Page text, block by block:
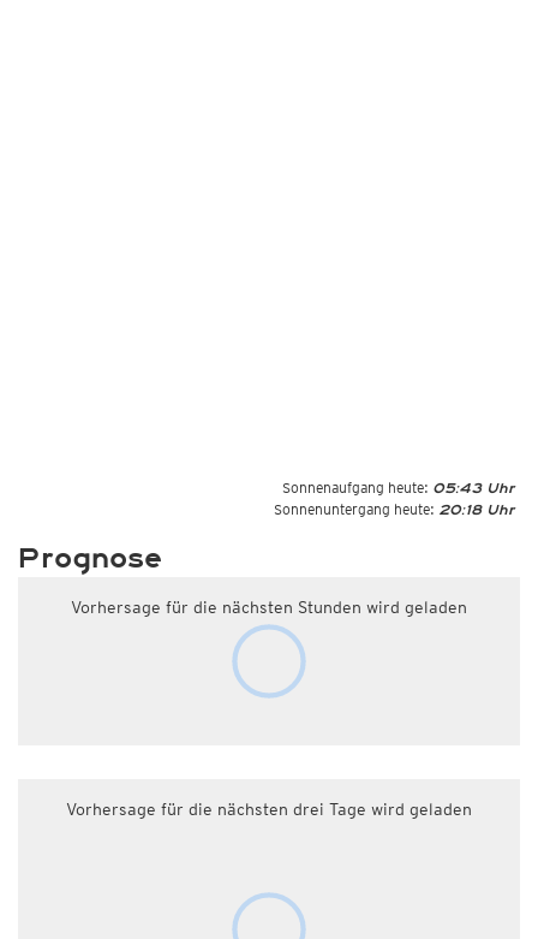
Sonnenaufgang heute: 05:43 Uhr
Sonnenuntergang heute: 20:18 Uhr
Prognose
Vorhersage für die nächsten Stunden wird geladen
Vorhersage für die nächsten drei Tage wird geladen